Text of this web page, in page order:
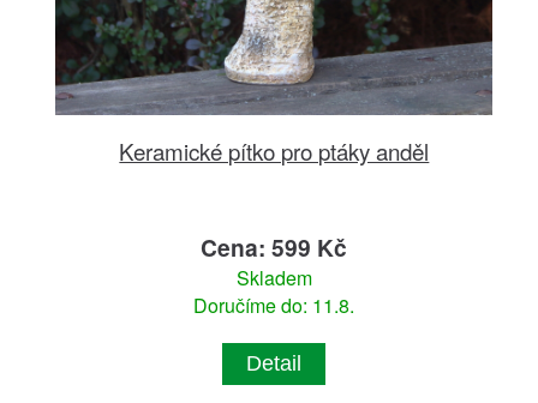
Keramické pítko pro ptáky anděl
Cena: 599 Kč
Skladem
Doručíme do: 11.8.
Detail